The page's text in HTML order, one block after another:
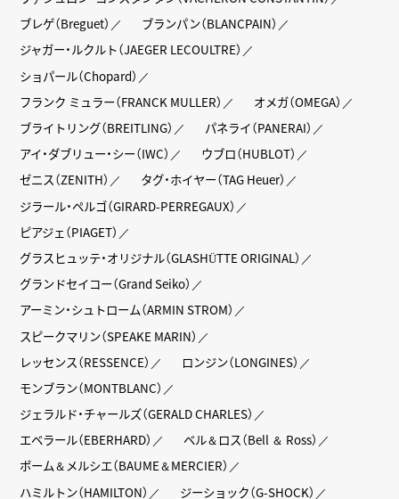
ブレゲ（Breguet）
ブランパン（BLANCPAIN）
ジャガー・ルクルト（JAEGER LECOULTRE）
ショパール（Chopard）
フランク ミュラー（FRANCK MULLER）
オメガ（OMEGA）
ブライトリング（BREITLING）
パネライ（PANERAI）
アイ・ダブリュー・シー（IWC）
ウブロ（HUBLOT）
ゼニス（ZENITH）
タグ・ホイヤー（TAG Heuer）
ジラール・ペルゴ（GIRARD-PERREGAUX）
ピアジェ（PIAGET）
グラスヒュッテ・オリジナル（GLASHÜTTE ORIGINAL）
グランドセイコー（Grand Seiko）
アーミン・シュトローム（ARMIN STROM）
スピークマリン（SPEAKE MARIN）
レッセンス（RESSENCE）
ロンジン（LONGINES）
モンブラン（MONTBLANC）
ジェラルド・チャールズ（GERALD CHARLES）
エベラール（EBERHARD）
ベル＆ロス（Bell ＆ Ross）
ボーム＆メルシエ（BAUME＆MERCIER）
ハミルトン（HAMILTON）
ジーショック（G-SHOCK）